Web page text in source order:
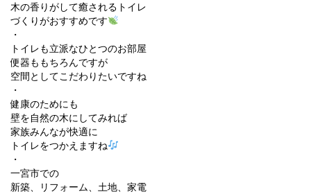
木の香りがして癒されるトイレ
づくりがおすすめです
・
トイレも立派なひとつのお部屋
便器ももちろんですが
空間としてこだわりたいですね
・
健康のためにも
壁を自然の木にしてみれば
家族みんなが快適に
トイレをつかえますね
・
一宮市での
新築、リフォーム、土地、家電